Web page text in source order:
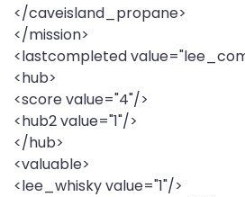
</caveisland_propane>
</mission>
<lastcompleted
<hub>
<score value="4"/>
<hub2 value="1"/>
</hub>
<valuable>
<lee_whisky value="1"/>